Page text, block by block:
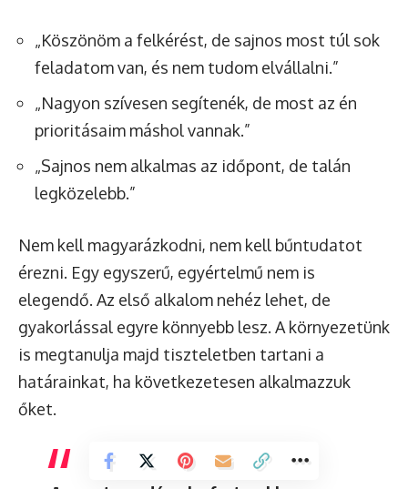
„Köszönöm a felkérést, de sajnos most túl sok
feladatom van, és nem tudom elvállalni.”
„Nagyon szívesen segítenék, de most az én
prioritásaim máshol vannak.”
„Sajnos nem alkalmas az időpont, de talán
legközelebb.”
Nem kell magyarázkodni, nem kell bűntudatot
érezni. Egy egyszerű, egyértelmű nem is
elegendő. Az első alkalom nehéz lehet, de
gyakorlással egyre könnyebb lesz. A környezetünk
is megtanulja majd tiszteletben tartani a
határainkat, ha következetesen alkalmazzuk
őket.